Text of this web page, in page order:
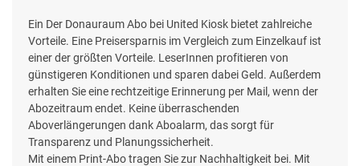
Ein Der Donauraum Abo bei United Kiosk bietet zahlreiche
Vorteile. Eine Preisersparnis im Vergleich zum Einzelkauf ist
einer der größten Vorteile. LeserInnen profitieren von
günstigeren Konditionen und sparen dabei Geld. Außerdem
erhalten Sie eine rechtzeitige Erinnerung per Mail, wenn der
Abozeitraum endet. Keine überraschenden
Aboverlängerungen dank Aboalarm, das sorgt für
Transparenz und Planungssicherheit.
Mit einem Print-Abo tragen Sie zur Nachhaltigkeit bei. Mit